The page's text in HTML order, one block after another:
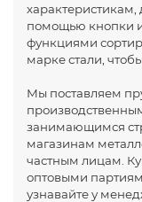
характеристикам,
помощью кнопки и
функциями
марке стали,
Мы поставляем
занимающимся
магазинам
частным лицам.
оптовыми
узнавайте у